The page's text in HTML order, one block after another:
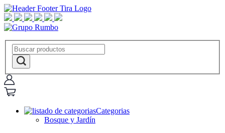
Categorias
Bosque y Jardín